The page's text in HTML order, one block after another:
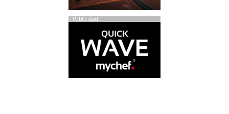
Publicidad